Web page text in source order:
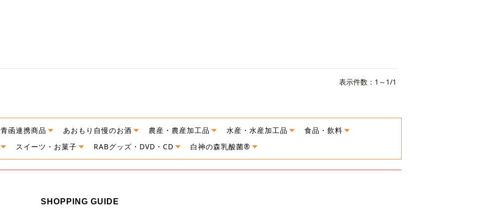
表示件数：1～1/1
青函連携商品 あおもり自慢のお酒 農産・農産加工品 水産・水産加工品
食品・飲料
スイーツ・お菓子 RABグッズ・DVD・CD 白神の森乳酸菌®
SHOPPING GUIDE